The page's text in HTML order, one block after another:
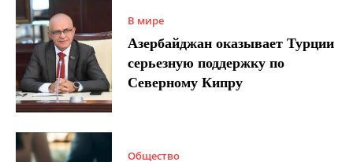
В мире
Азербайджан оказывает Турции
серьезную поддержку по
Северному Кипру
Общество